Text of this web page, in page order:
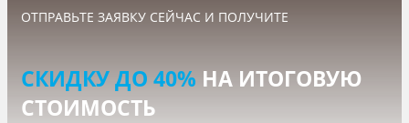
ОТПРАВЬТЕ ЗАЯВКУ СЕЙЧАС И ПОЛУЧИТЕ
СКИДКУ ДО 40% НА ИТОГОВУЮ
СТОИМОСТЬ